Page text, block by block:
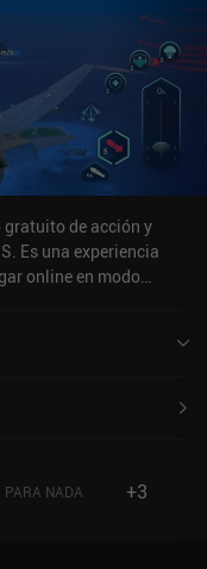
gratuito de acción y
Es una experiencia
online en modo
5,0 en Google Play
PARA NADA +3